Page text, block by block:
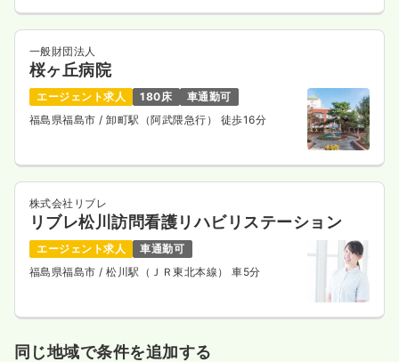
一般財団法人
桜ヶ丘病院
エージェント求人 180床
車通勤可
福島県福島市 / 卸町駅（阿武隈急行） 徒歩16分
株式会社リブレ
リブレ松川訪問看護リハビリステーション
エージェント求人
車通勤可
福島県福島市 / 松川駅（ＪＲ東北本線） 車5分
同じ地域で条件を追加する